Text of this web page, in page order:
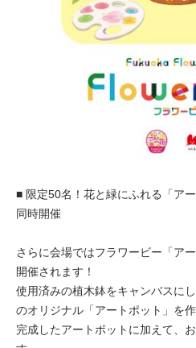
■ 限定50名！花と緑にふれる「ア
同時開催
さらに会場ではフラワービー「ア
開催されます！
使用済みの植木鉢をキャンバスに
のオリジナル「アートポット」を
完成したアートポットに加えて、